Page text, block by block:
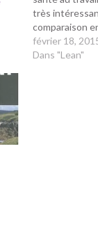
très
comparaison
Taylorisme et
impacts sur la
février 18,
Dans "Lean"